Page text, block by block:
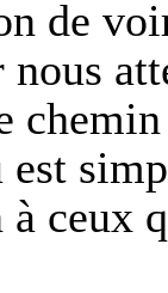
de
est
à ceux